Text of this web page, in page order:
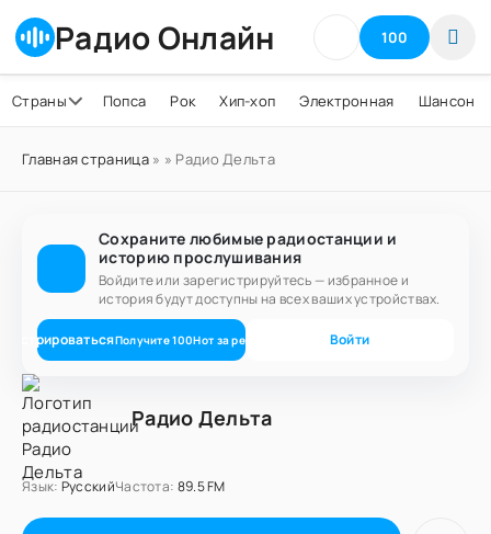
Радио Онлайн 100
Страны Попса Рок Хип-хоп Электронная Шансон
Главная страница» » Радио Дельта
Сохраните любимые радиостанции и
историю прослушивания
Войдите или зарегистрируйтесь — избранное и
история будут доступны на всех ваших устройствах.
Получите100Нот за регистрацию Войти
Радио Дельта
Язык: РусскийЧастота: 89.5 FM